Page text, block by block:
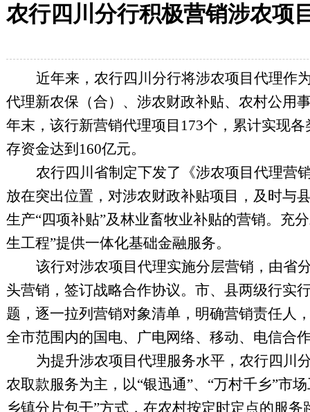
农行四川分行积极营销涉农项
近年来，农行四川分行将涉农项目代理作
代理新农保（合）、涉农财政补贴、农村公用
年末，该行新营销代理项目 173个，累计实现各
存资金达到 160亿元。
农行四川省制定下发了《涉农项目代理营
放在突出位置，对涉农财政补贴项目，及时与
生产“四项补贴”及林业畜牧业补贴的营销。充
生工程”提供一体化基础金融服务。
该行对涉农项目代理实施分层营销， 由省
头营销，签订战略合作协议。市、县两级行实
题，逐一拉列营销对象清单，明确营销责任人
全市范围内的国电、广电网络、移动、电信合
为提升涉农项目代理服务水平，农行四川
农取款服务为主，以“银迅通”、“万村千乡”市
乡镇分片包干”方式，在农村按定时定点的服